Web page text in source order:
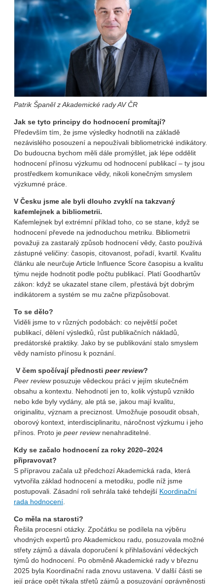
Patrik Španěl z Akademické rady AV ČR
Jak se tyto principy do hodnocení promítají?
Především tím, že jsme výsledky hodnotili na základě
nezávislého posouzení a nepoužívali bibliometrické indikátory.
Do budoucna bychom měli dále promýšlet, jak lépe oddělit
hodnocení přínosu výzkumu od hodnocení publikací – ty jsou
prostředkem komunikace vědy, nikoli konečným smyslem
výzkumné práce.
V Česku jsme ale byli dlouho zvyklí na takzvaný
kafemlejnek a bibliometrii.
Kafemlejnek byl extrémní příklad toho, co se stane, když se
hodnocení převede na jednoduchou metriku. Bibliometrii
považuji za zastaralý způsob hodnocení vědy, často používá
zástupné veličiny: časopis, citovanost, pořadí, kvartil. Kvalitu
článku ale neurčuje Article Influence Score časopisu a kvalitu
týmu nejde hodnotit podle počtu publikací. Platí Goodhartův
zákon: když se ukazatel stane cílem, přestává být dobrým
indikátorem a systém se mu začne přizpůsobovat.
To se dělo?
Viděli jsme to v různých podobách: co největší počet
publikací, dělení výsledků, růst publikačních nákladů,
predátorské praktiky. Jako by se publikování stalo smyslem
vědy namísto přínosu k poznání.
V čem spočívají přednosti peer review?
Peer reviewposuzuje vědeckou práci v jejím skutečném
obsahu a kontextu. Nehodnotí jen to, kolik výstupů vzniklo
nebo kde byly vydány, ale ptá se, jakou mají kvalitu,
originalitu, význam a preciznost. Umožňuje posoudit obsah,
oborový kontext, interdisciplinaritu, náročnost výzkumu i jeho
přínos. Proto je peer reviewnenahraditelné.
Kdy se začalo hodnocení za roky 2020–2024
připravovat?
S přípravou začala už předchozí Akademická rada, která
vytvořila základ hodnocení a metodiku, podle níž jsme
postupovali. Zásadní roli sehrála také tehdejší Koordinační
rada hodnocení
Co měla na starosti?
Řešila procesní otázky. Zpočátku se podílela na výběru
vhodných expertů pro Akademickou radu, posuzovala možné
střety zájmů a dávala doporučení k přihlašování vědeckých
týmů do hodnocení. Po obměně Akademické rady v březnu
2025 byla Koordinační rada znovu ustavena. V další části se
její práce opět týkala střetů zájmů a posuzování oprávněnosti